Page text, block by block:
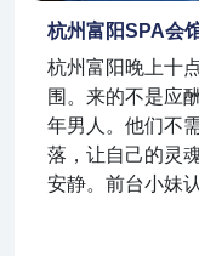
杭州富阳SPA会
杭州富阳晚上十
围。来的不是应
年男人。他们不
落，让自己的灵
安静。前台小妹